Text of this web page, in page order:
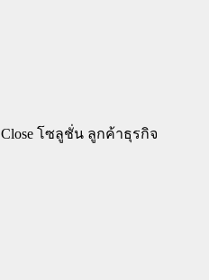
Close โซลูชั่น ลูกค้าธุรกิจ